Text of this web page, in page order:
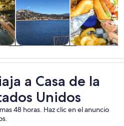
actividades al bebidas y vida
a Casa de la
Unidos
48 horas. Haz clic en el anuncio